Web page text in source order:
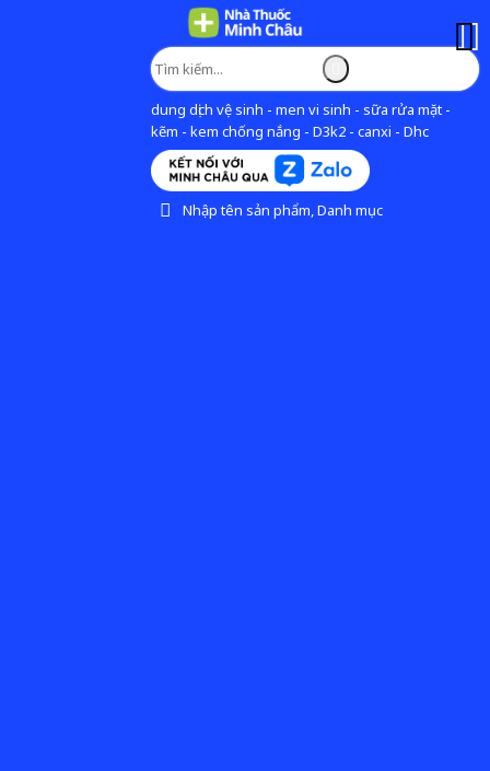
dung dịch vệ sinh - men vi sinh - sữa rửa mặt -
kẽm - kem chống nắng - D3k2 - canxi - Dhc
Nhập tên sản phẩm, Danh mục